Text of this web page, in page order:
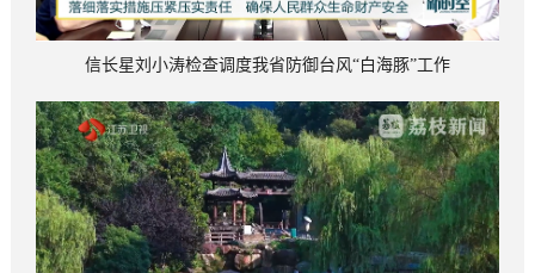
信长星刘小涛检查调度我省防御台风“白海豚”工作